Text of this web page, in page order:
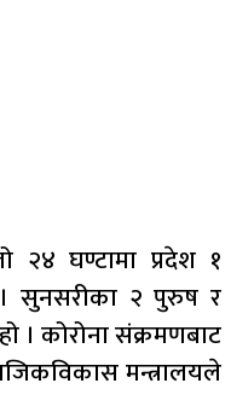
२४ घण्टामा प्रदेश १
सुनसरीका २ पुरुष र
। कोरोना संक्रमणबाट
मन्त्रालयले